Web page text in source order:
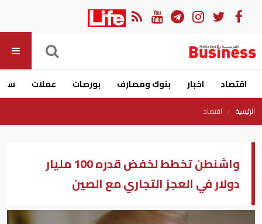
اقتصاد اخبار بنوك ومصارف بورصات عملات
الرئيسية اقتصاد
واشنطن تخطط لخفض قدره 100 مليار
دولار في العجز التجاري مع الصين